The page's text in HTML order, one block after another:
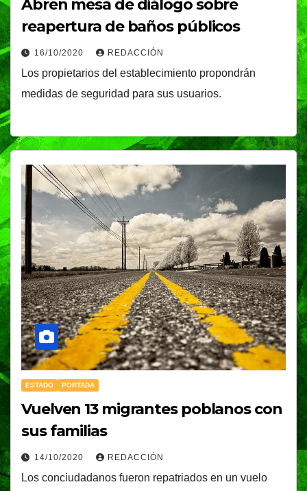
Abren mesa de diálogo sobre
reapertura de baños públicos
16/10/2020 REDACCIÓN
Los propietarios del establecimiento propondrán
medidas de seguridad para sus usuarios.
ESTADO PORTADA
Vuelven 13 migrantes poblanos con
sus familias
14/10/2020 REDACCIÓN
Los conciudadanos fueron repatriados en un vuelo